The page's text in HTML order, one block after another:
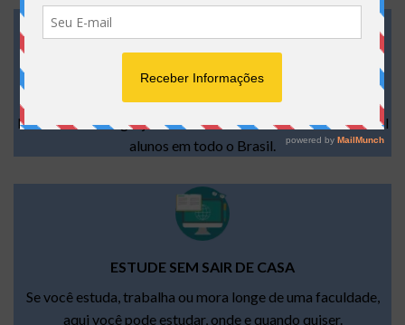
Nossa metodologia já transformou a vida de mais de 179 mil
alunos em todo o Brasil.
ESTUDE SEM SAIR DE CASA
Se você estuda, trabalha ou mora longe de uma faculdade,
aqui você pode estudar, onde e quando quiser.